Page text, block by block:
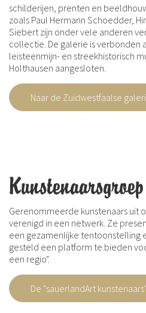
schilderijen, prenten en
zoals Paul Hermann Schoedder,
Siebert zijn onder vele anderen
collectie. De galerie is verbonden
leisteenmijn- en streekhistorisch
Holthausen aangesloten.
Naar de Zuidwestfaalse
Gerenommeerde kunstenaars uit
verenigd in een netwerk. Ze
een gezamenlijke tentoonstelling
gesteld een platform te bieden
een regio".
De "sauerlandArt kunstenaars"...